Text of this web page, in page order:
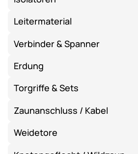
Leitermaterial
Verbinder & Spanner
Erdung
Torgriffe & Sets
Zaunanschluss / Kabel
Weidetore